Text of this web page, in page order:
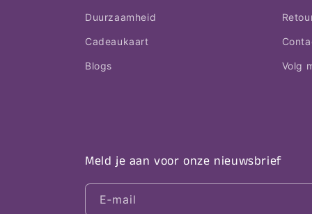
Duurzaamheid
Cadeaukaart
Blogs Volg
Meld je aan voor onze nieuwsbrief
E‑mail